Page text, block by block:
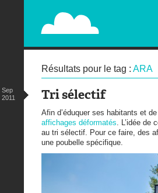
PAPERPLANE
STREET, AMBIENT, GUÉRILLA
Résultats pour le tag : ARA
Tri sélectif
Sep
2011
Afin d’éduquer ses habitants et
affichages déformatés . L’idée
au tri sélectif. Pour ce faire, des
une poubelle spécifique.